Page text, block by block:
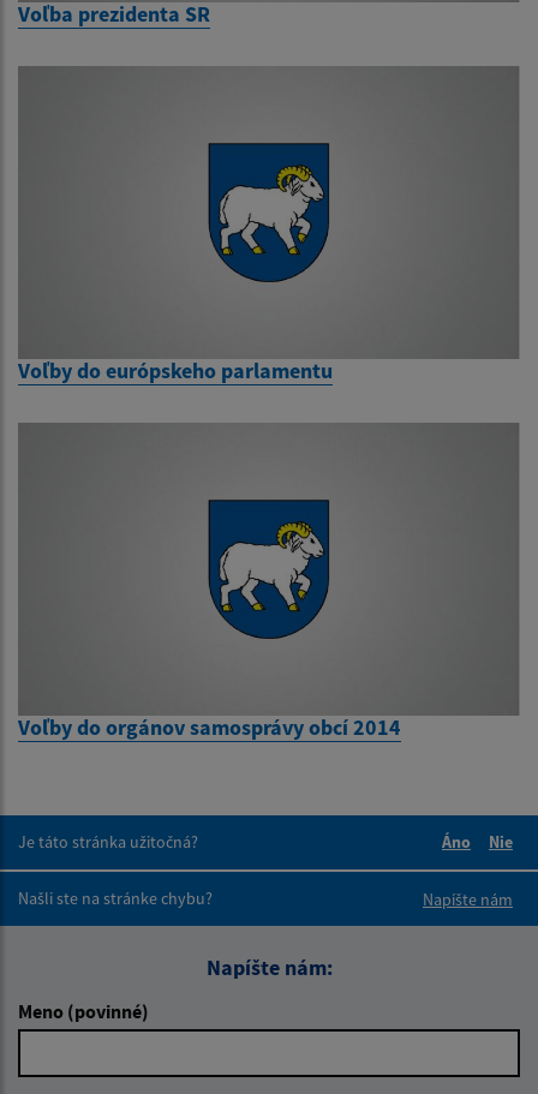
Voľba prezidenta SR
Voľby do európskeho parlamentu
Voľby do orgánov samosprávy obcí 2014
Je táto stránka užitočná?
Áno
Nie
Našli ste na stránke chybu?
Napíšte nám
Napíšte nám:
Meno (povinné)